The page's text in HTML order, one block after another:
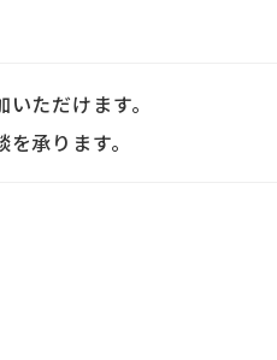
ただけます。
承ります。